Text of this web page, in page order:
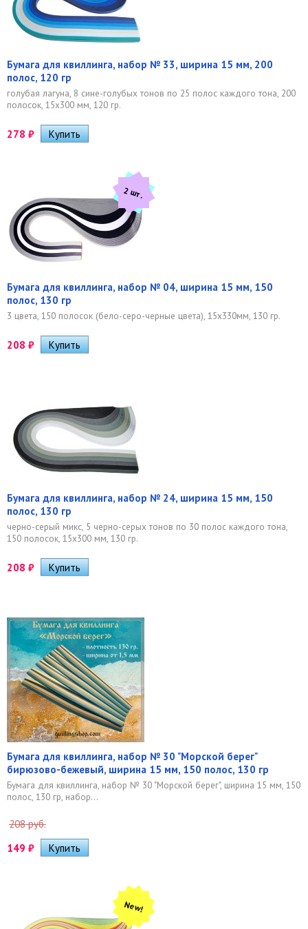
Бумага для квиллинга, набор № 33, ширина 15 мм, 200
полос, 120 гр
голубая лагуна, 8 сине-голубых тонов по 25 полос каждого тона, 200
полосок, 15х300 мм, 120 гр.
278 ₽
2 шт.
Бумага для квиллинга, набор № 04, ширина 15 мм, 150
полос, 130 гр
3 цвета, 150 полосок (бело-серо-черные цвета), 15х330мм, 130 гр.
208 ₽
Бумага для квиллинга, набор № 24, ширина 15 мм, 150
полос, 130 гр
черно-серый микс, 5 черно-серых тонов по 30 полос каждого тона,
150 полосок, 15х300 мм, 130 гр.
208 ₽
Бумага для квиллинга, набор № 30 "Морской берег"
бирюзово-бежевый, ширина 15 мм, 150 полос, 130 гр
Бумага для квиллинга, набор № 30 "Морской берег", ширина 15 мм, 150
полос, 130 гр, набор...
208 руб.
149 ₽
New!